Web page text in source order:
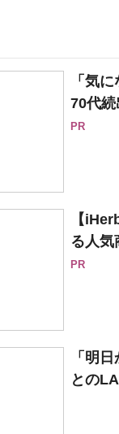
「気
70代続
PR
【
る人気
PR
「明
との